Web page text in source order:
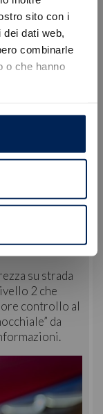
sito con i
dati web,
combinarle
o che hanno
su strada
2 che
controllo al
da